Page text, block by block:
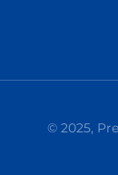
© 2025,